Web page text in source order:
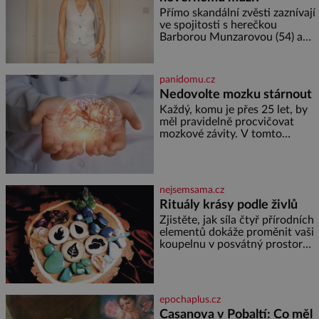
příslušnic svého včelstva,
vznikne jeden z
nejdokonalejších organismů
Přímo skandální zvěsti zaznívají
ve spojitosti s herečkou
Barborou Munzarovou (54) a
viděna s jakýmsi sympaťákem, s
nímž se velmi družně, až d
panidomu.cz
Nedovolte mozku stárnout
Každý, komu je přes 25 let, by
měl pravidelně procvičovat
mozkové závity. V tomto
marně v paměti lovíte název
knížky, kterou jste nedávno
přečetli. Je to opravdu tak, s
věkem jako kdyby se paměť
rozhodla stávkovat. Cvičte
nejsemsama.cz
Rituály krásy podle živlů
Zjistěte, jak síla čtyř přírodních
elementů dokáže proměnit vaši
koupelnu v posvátný prostor
hvězdami? Každá z nás v sobě
nese otisk vesmíru, který se
projevuje nejen v naší povaze,
epochaplus.cz
Casanova v Pobaltí: Co měl